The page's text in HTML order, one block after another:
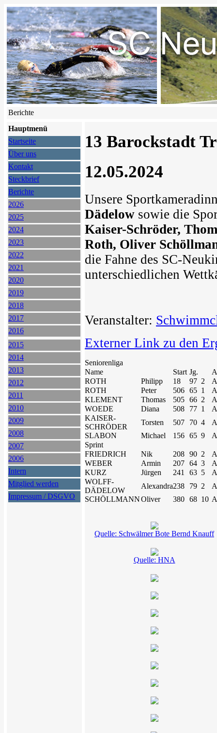
Berichte
Hauptmenü
Startseite
Über uns
Kontakt
Steckbrief
Berichte
2026
2025
2024
2023
2022
2021
2020
2019
2018
2017
2016
2015
2014
2013
2012
2011
2010
2009
2008
2007
2006
Intern
Mitglied werden
Impressum / DSGVO
13 Barockstadt
12.05.2024
Unsere
Dädelow sowie die
Kaiser-Schröder,
Roth, Oliver
die Fahne des SC-
unterschiedlichen
Veranstalter:
Externer Link zu den
Seniorenliga
Name
Start Jg.
ROTH
Philipp 18 97 2
ROTH
Peter 506 65 1
KLEMENT
Thomas 505 66 2
WOEDE
Diana 508 77 1
KAISER-
SCHRÖDER
Torsten 507 70 4
SLABON
Michael 156 65 9
Sprint
FRIEDRICH
Nik 208 90 2
WEBER
Armin 207 64 3
KURZ
Jürgen 241 63 5
WOLFF-
DÄDELOW
Alexandra238 79 2
SCHÖLLMANNOliver 380 68 10
Quelle: Schwälmer Bote Bernd Knauff
Quelle: HNA